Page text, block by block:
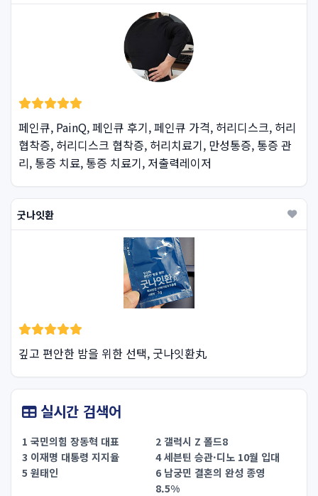
페인큐, PainQ, 페인큐 후기, 페인큐 가격, 허리디스크, 허리
협착증, 허리디스크 협착증, 허리치료기, 만성통증, 통증 관
리, 통증 치료, 통증 치료기, 저출력레이저
굿나잇환
깊고 편안한 밤을 위한 선택, 굿나잇환丸
실시간 검색어
1 국민의힘 장동혁 대표
2 갤럭시 Z 폴드8
3 이재명 대통령 지지율
4 세븐틴 승관·디노 10월 입대
5 원태인
6 남궁민 결혼의 완성 종영
8.5%